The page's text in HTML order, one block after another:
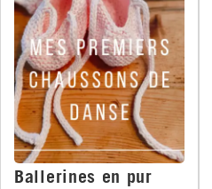
Ballerines en pur